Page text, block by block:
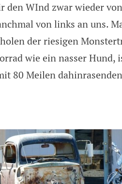
den WInd zwar wieder
von links an uns.
der riesigen
wie ein nasser Hund,
80 Meilen